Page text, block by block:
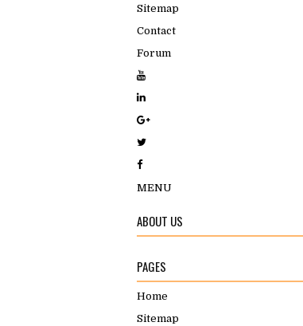
Sitemap
Contact
Forum
MENU
ABOUT US
PAGES
Home
Sitemap